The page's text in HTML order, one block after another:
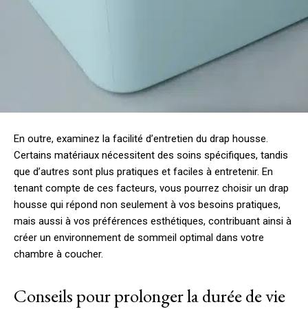
En outre, examinez la facilité d’entretien du drap housse.
Certains matériaux nécessitent des soins spécifiques, tandis
que d’autres sont plus pratiques et faciles à entretenir. En
tenant compte de ces facteurs, vous pourrez choisir un drap
housse qui répond non seulement à vos besoins pratiques,
mais aussi à vos préférences esthétiques, contribuant ainsi à
créer un environnement de sommeil optimal dans votre
chambre à coucher.
Conseils pour prolonger la durée de vie